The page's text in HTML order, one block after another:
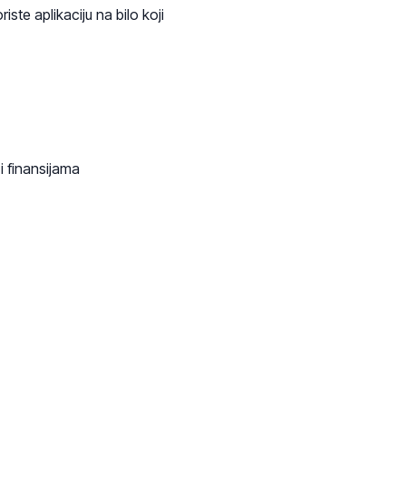
aplikaciju na bilo koji
finansijama